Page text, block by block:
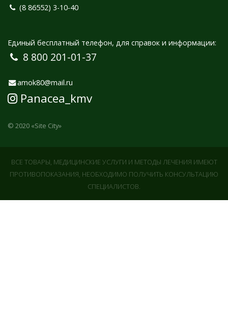
(8 86552) 3-10-40
Единый бесплатный телефон, для справок и информации:
8 800 201-01-37
amok80@mail.ru
Panacea_kmv
© 2020 «Site City»
ВСЕ ТОВАРЫ, МЕДИЦИНСКИЕ УСЛУГИ И МЕТОДЫ ЛЕЧЕНИЯ ИМЕЮТ
ПРОТИВОПОКАЗАНИЯ, НЕОБХОДИМО ПОЛУЧИТЬ КОНСУЛЬТАЦИЮ
СПЕЦИАЛИСТОВ.